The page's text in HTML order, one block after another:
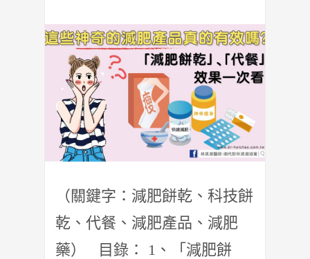
（關鍵字：減肥餅乾、科技餅
乾、代餐、減肥產品、減肥
藥） 目錄： 1、「減肥餅